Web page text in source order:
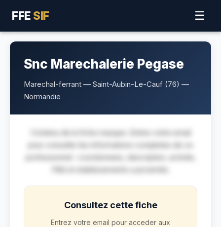
FFE SIF ☰
Snc Marechalerie Pegase
Marechal-ferrant — Saint-Aubin-Le-Cauf (76) —
Normandie
Contenu de la fiche masque. Entrez votre email
pour consulter les informations completes de ce
professionnel : coordonnees, description, activite,
FAQ et etablissements a proximite.
Consultez cette fiche
Entrez votre email pour acceder aux